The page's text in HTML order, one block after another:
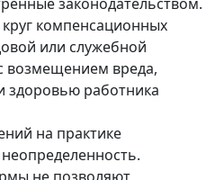
компенсационных
или служебной
возмещением вреда,
здоровью работника
на практике